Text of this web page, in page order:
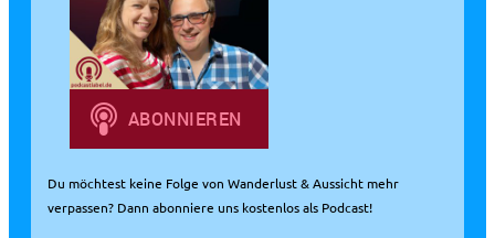
Du möchtest keine Folge von Wanderlust & Aussicht mehr
verpassen? Dann abonniere uns kostenlos als Podcast!